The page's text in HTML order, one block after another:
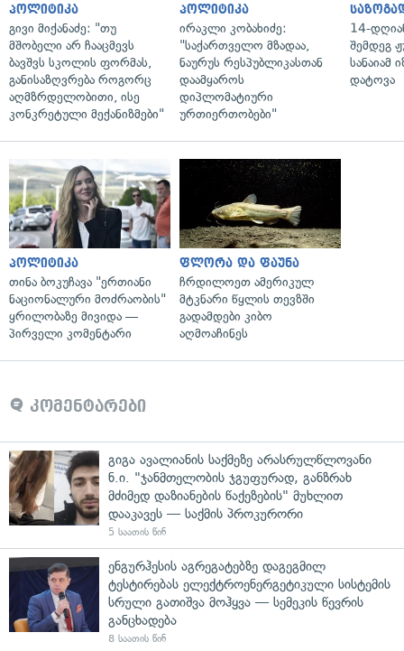
პოლიტიკა
გივი მიქანაძე: "თუ
მშობელი არ ჩააცმევს
ბავშვს სკოლის ფორმას,
განისაზღვრება როგორც
აღმზრდელობითი, ისე
კონკრეტული მექანიზმები"
პოლიტიკა
ირაკლი კობახიძე:
"საქართველო მზადაა,
ნაურუს რესპუბლიკასთან
დაამყაროს
დიპლომატიური
ურთიერთობები"
14-
შემდეგ
დატოვა
პოლიტიკა
თინა ბოკუჩავა "ერთიანი
ნაციონალური მოძრაობის"
ყრილობაზე მივიდა —
პირველი კომენტარი
ფლორა და ფაუნა
ჩრდილოეთ ამერიკულ
მტკნარი წყლის თევზში
გადამდები კიბო
აღმოაჩინეს
კომენტარები
გიგა ავალიანის საქმეზე არასრულწლოვანი
ნ.ი. "ჯანმთელობის ჯგუფურად, განზრახ
მძიმედ დაზიანების წაქეზების" მუხლით
დააკავეს — საქმის პროკურორი
5 საათის წინ
ენგურჰესის აგრეგატებზე დაგეგმილ
ტესტირებას ელექტროენერგეტიკული სისტემის
სრული გათიშვა მოჰყვა — სემეკის წევრის
განცხადება
8 საათის წინ